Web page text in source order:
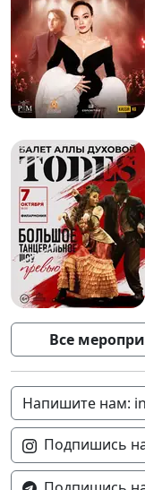
Все
Напишите нам:
Подпишись